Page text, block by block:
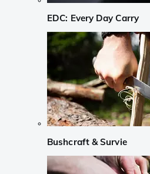
EDC: Every Day Carry
Bushcraft & Survie